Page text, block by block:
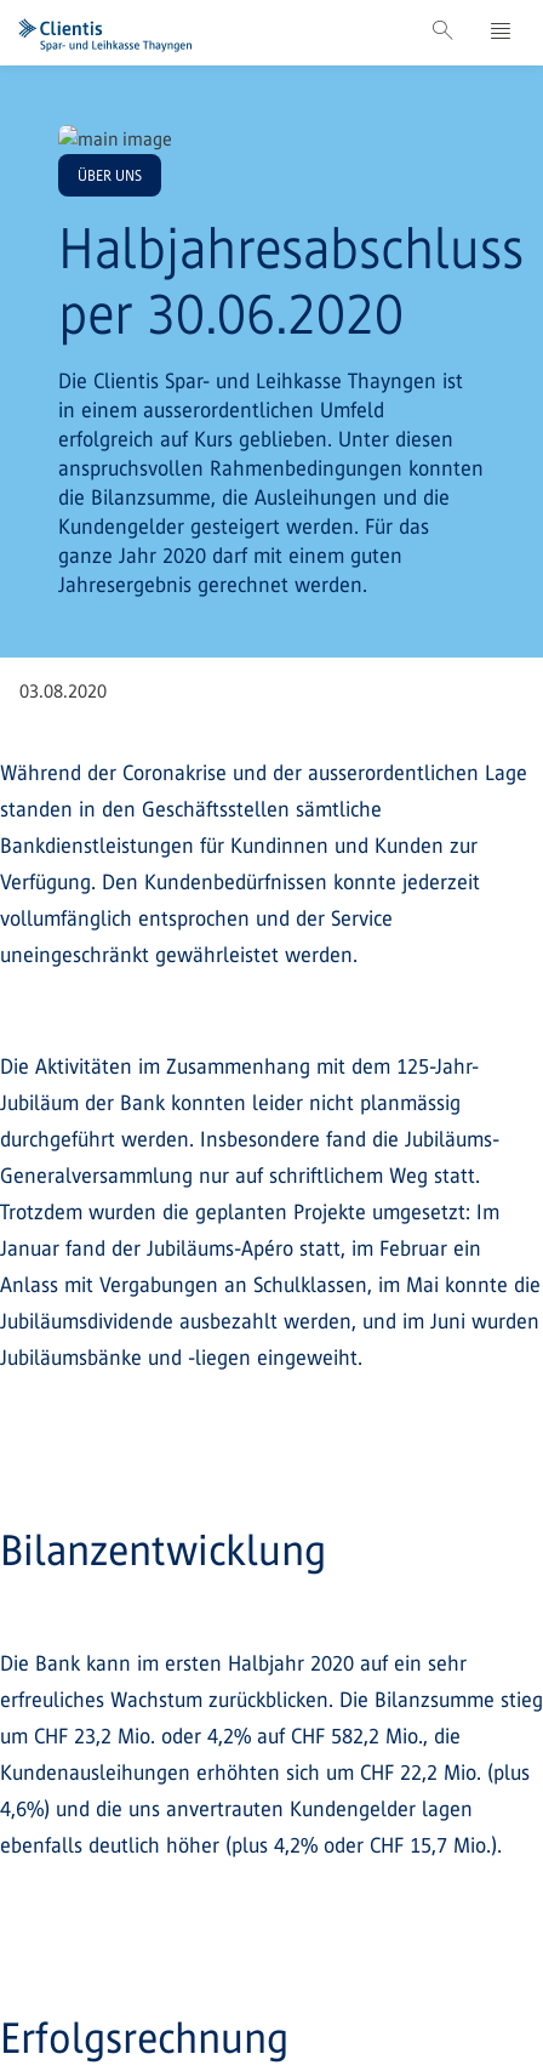
ÜBER UNS
Halbjahresabschluss
per 30.06.2020
Die Clientis Spar- und Leihkasse Thayngen ist
in einem ausserordentlichen Umfeld
erfolgreich auf Kurs geblieben. Unter diesen
anspruchsvollen Rahmenbedingungen konnten
die Bilanzsumme, die Ausleihungen und die
Kundengelder gesteigert werden. Für das
ganze Jahr 2020 darf mit einem guten
Jahresergebnis gerechnet werden.
03.08.2020
Während der Coronakrise und der ausserordentlichen Lage
standen in den Geschäftsstellen sämtliche
Bankdienstleistungen für Kundinnen und Kunden zur
Verfügung. Den Kundenbedürfnissen konnte jederzeit
vollumfänglich entsprochen und der Service
uneingeschränkt gewährleistet werden.
Die Aktivitäten im Zusammenhang mit dem 125-Jahr-
Jubiläum der Bank konnten leider nicht planmässig
durchgeführt werden. Insbesondere fand die Jubiläums-
Generalversammlung nur auf schriftlichem Weg statt.
Trotzdem wurden die geplanten Projekte umgesetzt: Im
Januar fand der Jubiläums-Apéro statt, im Februar ein
Anlass mit Vergabungen an Schulklassen, im Mai konnte die
Jubiläumsdividende ausbezahlt werden, und im Juni wurden
Jubiläumsbänke und -liegen eingeweiht.
Bilanzentwicklung
Die Bank kann im ersten Halbjahr 2020 auf ein sehr
erfreuliches Wachstum zurückblicken. Die Bilanzsumme stieg
um CHF 23,2 Mio. oder 4,2% auf CHF 582,2 Mio., die
Kundenausleihungen erhöhten sich um CHF 22,2 Mio. (plus
4,6%) und die uns anvertrauten Kundengelder lagen
ebenfalls deutlich höher (plus 4,2% oder CHF 15,7 Mio.).
Erfolgsrechnung